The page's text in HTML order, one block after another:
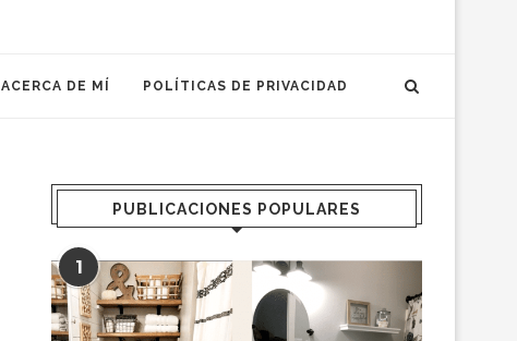
ACERCA DE MÍ POLÍTICAS DE PRIVACIDAD
PUBLICACIONES POPULARES
1